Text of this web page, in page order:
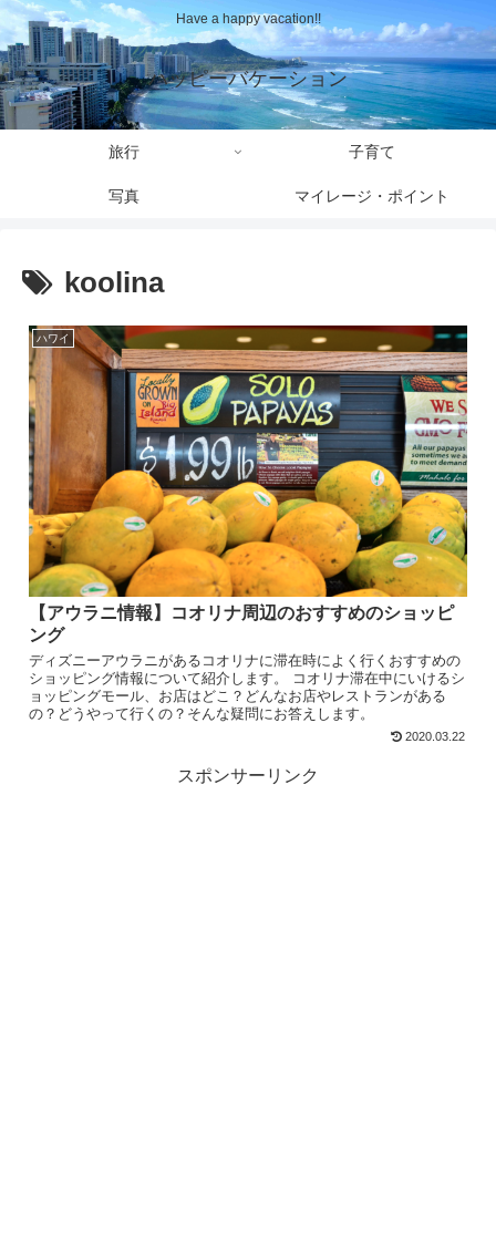
Have a happy vacation!!
ハッピーバケーション
旅行 子育て
写真 マイレージ・ポイント
koolina
ハワイ
【アウラニ情報】コオリナ周辺のおすすめのショッピ
ング
ディズニーアウラニがあるコオリナに滞在時によく行くおすすめの
ショッピング情報について紹介します。 コオリナ滞在中にいけるシ
ョッピングモール、お店はどこ？どんなお店やレストランがある
の？どうやって行くの？そんな疑問にお答えします。
2020.03.22
スポンサーリンク